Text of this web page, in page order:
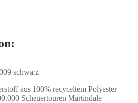
schwarz
aus 100% recyceltem Polyester
Scheuertouren Martindale